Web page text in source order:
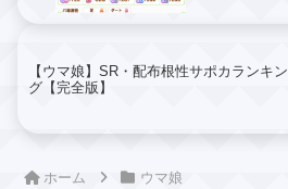
【ウマ娘】SR・配布根性サポカランキン
グ【完全版】
ホーム ウマ娘